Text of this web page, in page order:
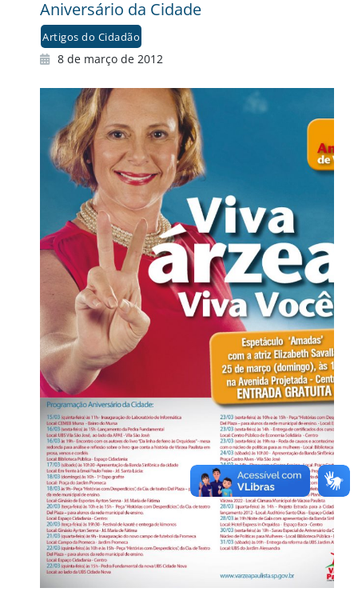
Aniversário da Cidade
Artigos do Cidadão
8 de março de 2012